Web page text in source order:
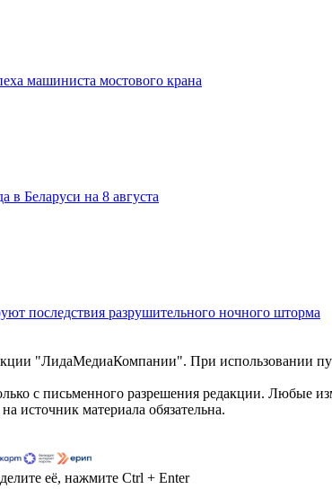
машиниста мостового крана
в Беларуси на 8 августа
последствия разрушительного ночного шторма
"ЛидаМедиаКомпании". При использовании
с письменного разрешения редакции. Любые
источник материала обязательна.
её, нажмите Ctrl + Enter